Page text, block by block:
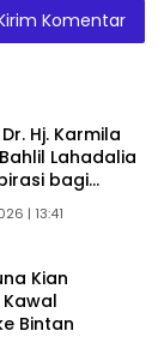
Hj. Karmila
Lahadalia
bagi
bagi
| 13:41
Kian
Bintan